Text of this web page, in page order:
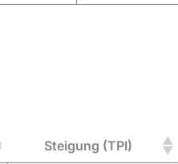
Steigung (TPI)